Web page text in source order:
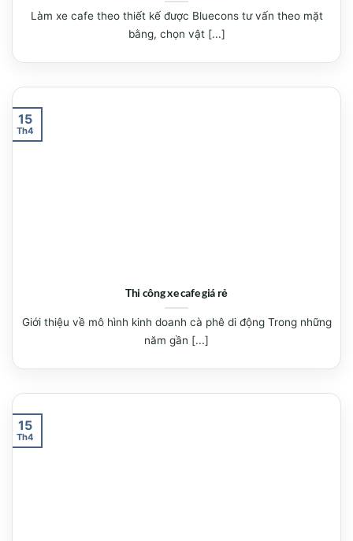
Làm xe cafe theo thiết kế được Bluecons tư vấn theo mặt
bằng, chọn vật [...]
Thi công xe cafe giá rẻ
Giới thiệu về mô hình kinh doanh cà phê di động Trong những
năm gần [...]
15
Th4
15
Th4